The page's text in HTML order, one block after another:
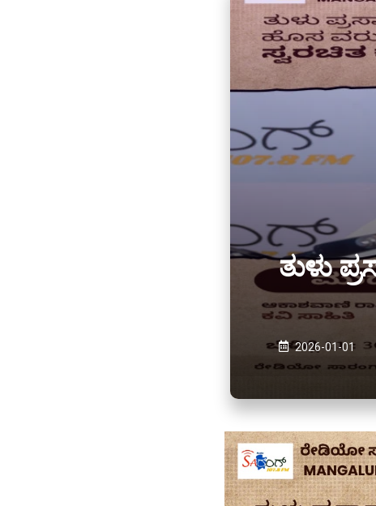
ತುಳು
2026-01-01